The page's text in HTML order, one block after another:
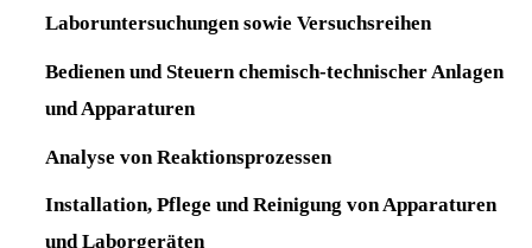
Laboruntersuchungen sowie Versuchsreihen
Bedienen und Steuern chemisch-technischer Anlagen
und Apparaturen
Analyse von Reaktionsprozessen
Installation, Pflege und Reinigung von Apparaturen
und Laborgeräten